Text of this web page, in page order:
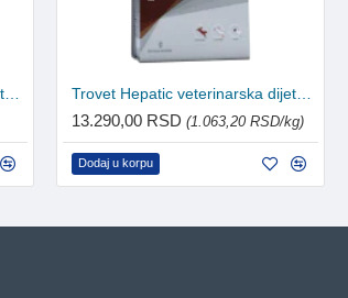
Trovet Hepatic veterinarska dijeta za mačke 500g Trovet Hepatic veterinarska dijeta za pse 12.5kg
13.290,00 RSD (1.063,20 RSD/kg)
Dodaj u korpu